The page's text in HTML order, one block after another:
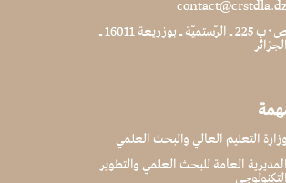
contact@crstdla.dz
ص٠ب 225 ـ الرّستميّة ـ بوزريعة 16011 ـ
الجزائر
وزارة التعليم العالي والبحث العلمي
المديرية العامة للبحث العلمي والتطوير